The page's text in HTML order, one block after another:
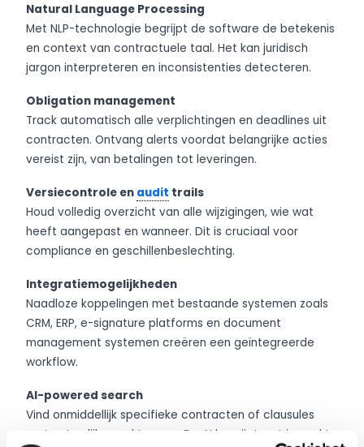
Natural Language Processing
Met NLP-technologie begrijpt de software de betekenis
en context van contractuele taal. Het kan juridisch
jargon interpreteren en inconsistenties detecteren.
Obligation management
Track automatisch alle verplichtingen en deadlines uit
contracten. Ontvang alerts voordat belangrijke acties
vereist zijn, van betalingen tot leveringen.
Versiecontrole en audit trails
Houd volledig overzicht van alle wijzigingen, wie wat
heeft aangepast en wanneer. Dit is cruciaal voor
compliance en geschillenbeslechting.
Integratiemogelijkheden
Naadloze koppelingen met bestaande systemen zoals
CRM, ERP, e-signature platforms en document
management systemen creëren een geïntegreerde
workflow.
AI-powered search
Vind onmiddellijk specifieke contracten of clausules
met natuurlijke zoektermen. De AI begrijpt wat je zoekt,